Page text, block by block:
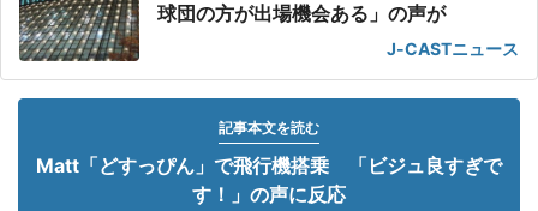
球団の方が出場機会ある」の声が
J-CASTニュース
記事本文を読む
Matt「どすっぴん」で飛行機搭乗 「ビジュ良すぎで
す！」の声に反応